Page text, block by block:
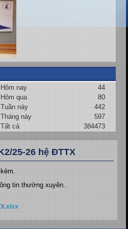
Hôm nay
44
Hôm qua
80
Tuần này
442
Tháng này
597
Tất cả
384473
25-26 hệ ĐTTX
tin thường xuyên.